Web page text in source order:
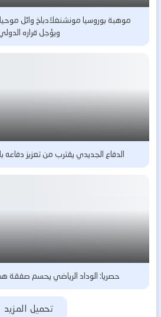
موهبة بوروسيا مونشنغلادباخ وائل
ويؤجل قراره
الدفاع الجديدي يقترب من تعزيز دفاعه
حصريا: الوداد الرياضي يحسم صفقة
تحميل المزيد